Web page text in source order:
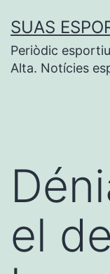
contenido
SUAS
Periòdic
Alta. Notícies
el